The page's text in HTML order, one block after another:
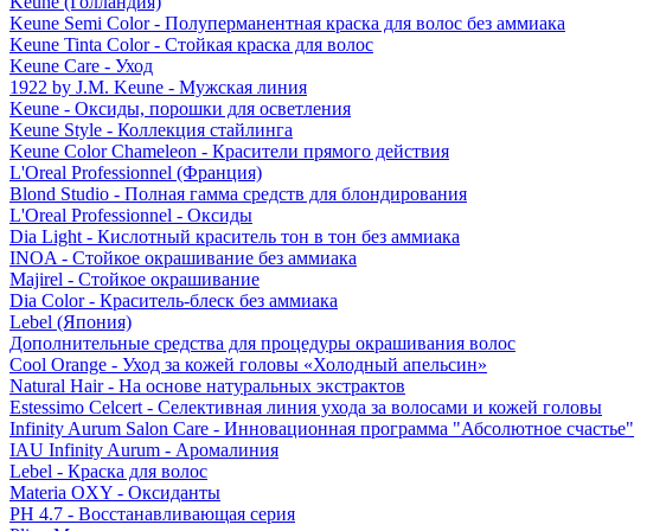
Keune Semi Color - Полуперманентная краска для волос без аммиака
Keune Tinta Color - Стойкая краска для волос
Keune Care - Уход
1922 by J.M. Keune - Мужская линия
Keune - Оксиды, порошки для осветления
Keune Style - Коллекция стайлинга
Keune Color Chameleon - Красители прямого действия
L'Oreal Professionnel (Франция)
Blond Studio - Полная гамма средств для блондирования
L'Oreal Professionnel - Оксиды
Dia Light - Кислотный краситель тон в тон без аммиака
INOA - Стойкое окрашивание без аммиака
Majirel - Стойкое окрашивание
Dia Color - Краситель-блеск без аммиака
Lebel (Япония)
Дополнительные средства для процедуры окрашивания волос
Cool Orange - Уход за кожей головы «Холодный апельсин»
Natural Hair - На основе натуральных экстрактов
Estessimo Celcert - Селективная линия ухода за волосами и кожей головы
Infinity Aurum Salon Care - Инновационная программа "Абсолютное счастье"
IAU Infinity Aurum - Аромалиния
Lebel - Краска для волос
Materia OXY - Оксиданты
PH 4.7 - Восстанавливающая серия